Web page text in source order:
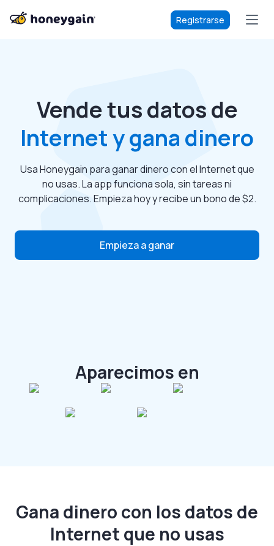
Registrarse
Vende tus datos de
Internet y gana dinero
Usa Honeygain para ganar dinero con el Internet que
no usas. La app funciona sola, sin tareas ni
complicaciones. Empieza hoy y recibe un bono de $2.
Empieza a ganar
Aparecimos en
Gana dinero con los datos de
Internet que no usas